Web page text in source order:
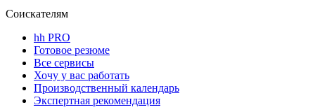
Соискателям
hh PRO
Готовое резюме
Все сервисы
Хочу у вас работать
Производственный календарь
Экспертная рекомендация